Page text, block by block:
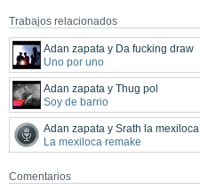
Trabajos relacionados
Adan zapata y Da fucking draw
Uno por uno
Adan zapata y Thug pol
Soy de barrio
Adan zapata y Srath la mexiloca
La mexiloca remake
Comentarios